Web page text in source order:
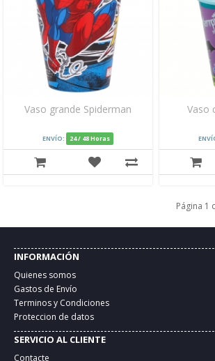
Vaso grande Spiderman
ENVÍO: 24 / 48 Horas
Vaso
Página 1
INFORMACIÓN
Quienes somos
Gastos de Envío
Terminos y Condiciones
Proteccion de datos
SERVICIO AL CLIENTE
Contacte